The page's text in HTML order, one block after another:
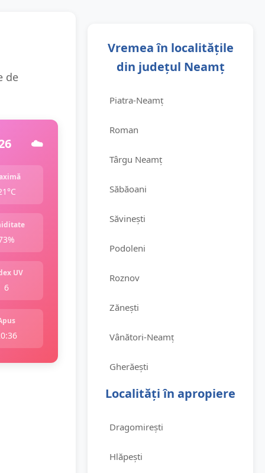
de
☁️
UV
6
Vremea în localitățile
din județul Neamț
Piatra-Neamț
Roman
Târgu Neamț
Săbăoani
Săvinești
Podoleni
Roznov
Zănești
Vânători-Neamț
Gherăești
Localități în apropiere
Dragomirești
Hlăpești